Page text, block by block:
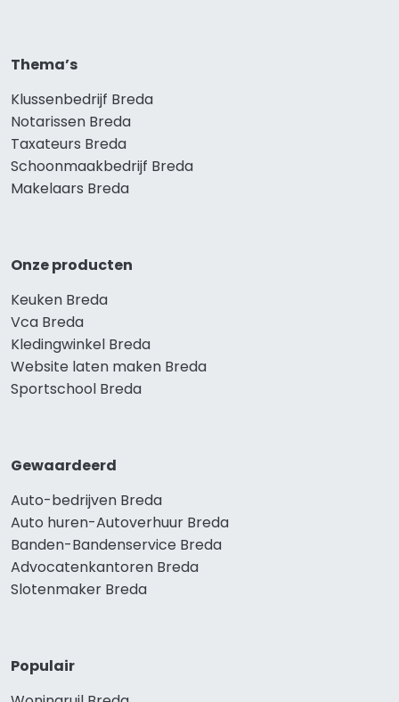
Thema’s
Klussenbedrijf Breda
Notarissen Breda
Taxateurs Breda
Schoonmaakbedrijf Breda
Makelaars Breda
Onze producten
Keuken Breda
Vca Breda
Kledingwinkel Breda
Website laten maken Breda
Sportschool Breda
Gewaardeerd
Auto-bedrijven Breda
Auto huren-Autoverhuur Breda
Banden-Bandenservice Breda
Advocatenkantoren Breda
Slotenmaker Breda
Populair